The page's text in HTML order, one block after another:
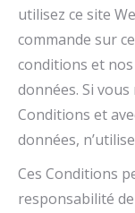
utilisez ce site
commande sur
conditions et
données. Si vous
Conditions et
données,
Ces Conditions
responsabilité